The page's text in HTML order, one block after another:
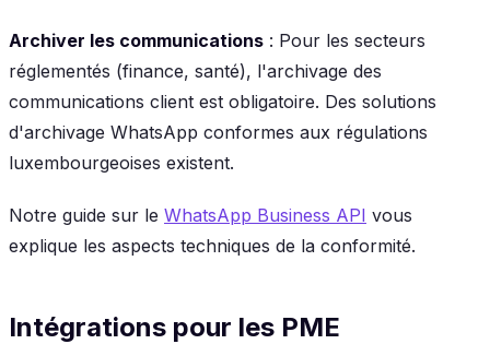
Archiver les communications : Pour les secteurs
réglementés (finance, santé), l'archivage des
communications client est obligatoire. Des solutions
d'archivage WhatsApp conformes aux régulations
luxembourgeoises existent.
Notre guide sur le WhatsApp Business API vous
explique les aspects techniques de la conformité.
Intégrations pour les PME